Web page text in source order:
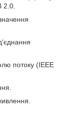
2.0.
потоку (IEEE